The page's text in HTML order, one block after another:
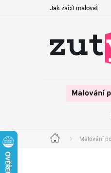
Jak začít malovat
Malování
Domů Malování